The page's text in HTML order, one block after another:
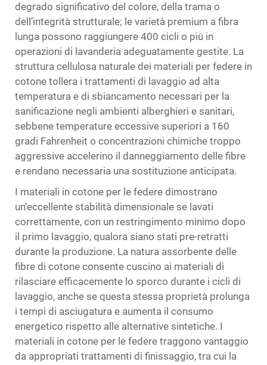
degrado significativo del colore, della trama o
dell’integrità strutturale; le varietà premium a fibra
lunga possono raggiungere 400 cicli o più in
operazioni di lavanderia adeguatamente gestite. La
struttura cellulosa naturale dei materiali per federe in
cotone tollera i trattamenti di lavaggio ad alta
temperatura e di sbiancamento necessari per la
sanificazione negli ambienti alberghieri e sanitari,
sebbene temperature eccessive superiori a 160
gradi Fahrenheit o concentrazioni chimiche troppo
aggressive accelerino il danneggiamento delle fibre
e rendano necessaria una sostituzione anticipata.
I materiali in cotone per le federe dimostrano
un’eccellente stabilità dimensionale se lavati
correttamente, con un restringimento minimo dopo
il primo lavaggio, qualora siano stati pre-retratti
durante la produzione. La natura assorbente delle
fibre di cotone consente cuscino ai materiali di
rilasciare efficacemente lo sporco durante i cicli di
lavaggio, anche se questa stessa proprietà prolunga
i tempi di asciugatura e aumenta il consumo
energetico rispetto alle alternative sintetiche. I
materiali in cotone per le federe traggono vantaggio
da appropriati trattamenti di finissaggio, tra cui la